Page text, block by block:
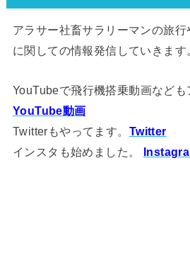
アラサー社畜サラリーマンの旅
に関しての情報発信していきます
YouTubeで飛行機搭乗動画なども
YouTube動画
Twitterもやってます。 Twitter
インスタも始めました。